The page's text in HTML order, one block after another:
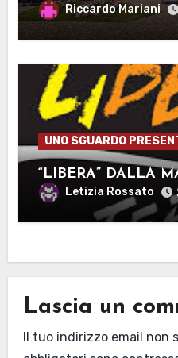
Riccardo Mariani
UNO SGUARDO
“LIBERA” DALLA
Letizia Rossato
Lascia un
Il tuo indirizzo email non